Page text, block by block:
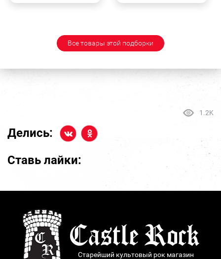
Все товары этой подборки
1.2K
Делись:
Ставь лайки:
Старейший культовый рок магазин